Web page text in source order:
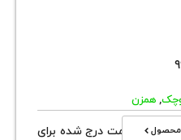
درج شده برای